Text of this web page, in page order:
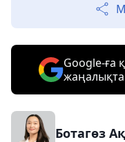
Google-ға
Ботагөз